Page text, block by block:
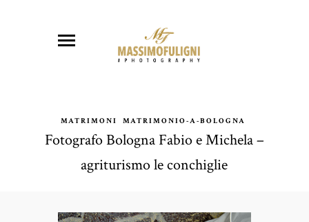
MATRIMONI MATRIMONIO-A-BOLOGNA
Fotografo Bologna Fabio e Michela –
agriturismo le conchiglie